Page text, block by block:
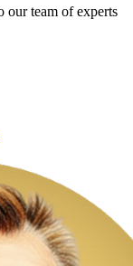
our team of experts